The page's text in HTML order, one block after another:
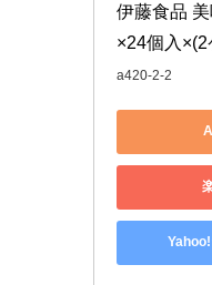
伊藤食品
×24個入×(2
a420-2-2